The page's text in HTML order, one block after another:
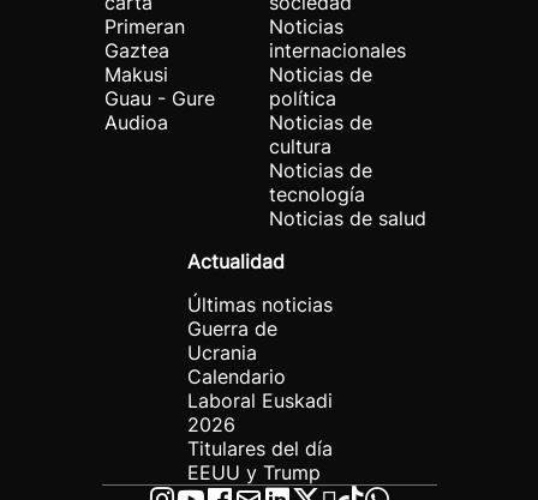
Primeran
Gaztea
Makusi
Guau - Gure
Audioa
Noticias
internacionales
Noticias de
política
Noticias de
cultura
Noticias de
tecnología
Noticias de salud
Actualidad
Últimas noticias
Guerra de
Ucrania
Calendario
Laboral Euskadi
2026
Titulares del día
EEUU y Trump